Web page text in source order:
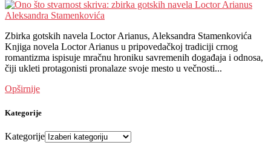
Zbirka gotskih navela Loctor Arianus, Aleksandra Stamenkovića
Knjiga novela Loctor Arianus u pripovedačkoj tradiciji crnog
romantizma ispisuje mračnu hroniku savremenih događaja i odnosa,
čiji ukleti protagonisti pronalaze svoje mesto u večnosti...
Opširnije
Kategorije
Kategorije